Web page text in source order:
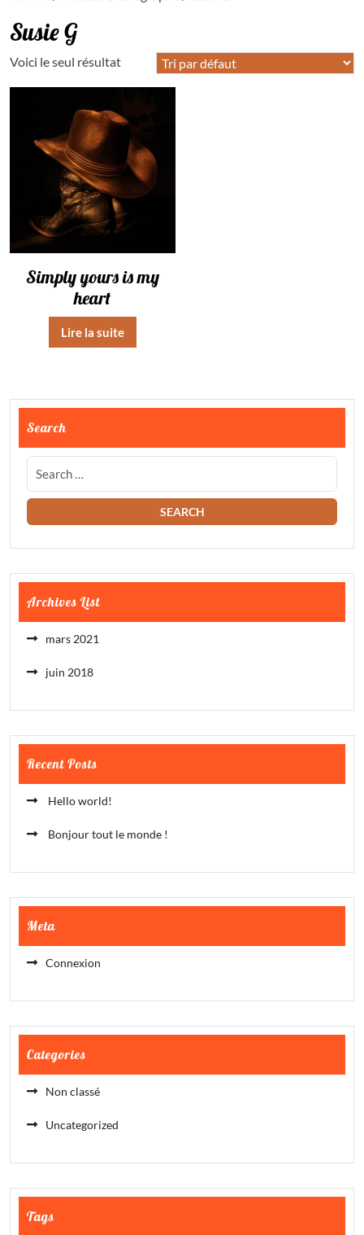
Susie G
Voici le seul résultat
Simply yours is my
heart
Lire la suite
Search
Archives List
mars 2021
juin 2018
Recent Posts
Hello world!
Bonjour tout le monde !
Meta
Connexion
Categories
Non classé
Uncategorized
Tags